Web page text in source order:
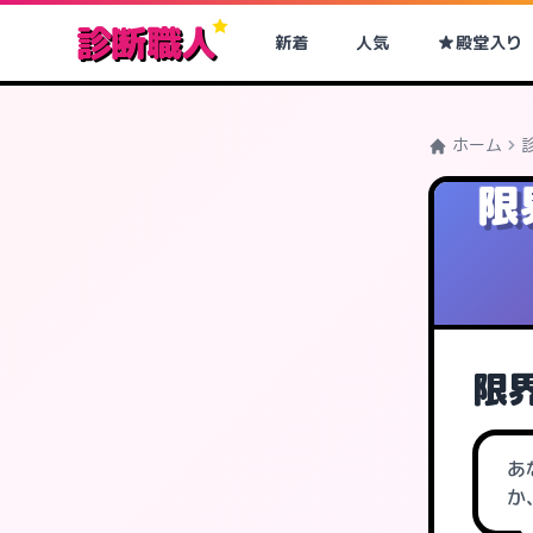
診断職人 新着 人気 殿堂入り
ホーム
限
あ
か